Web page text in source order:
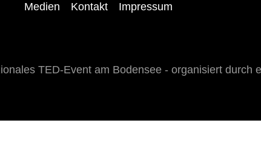
Medien Kontakt Impressum
TED-Event am Bodensee - organisiert durch